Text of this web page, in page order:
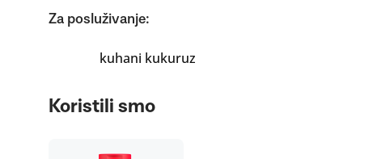
Za posluživanje:
kuhani kukuruz
Koristili smo